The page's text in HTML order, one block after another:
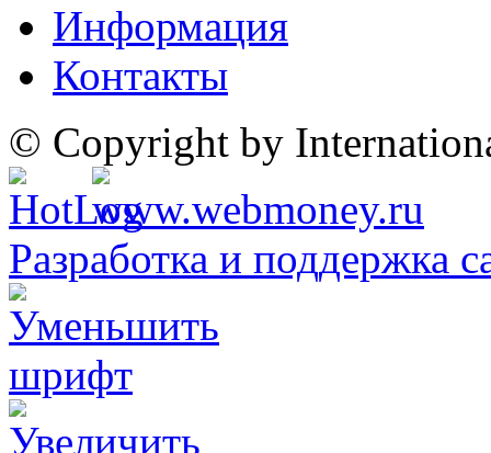
Информация
Контакты
© Copyright by
Разработка и поддержка